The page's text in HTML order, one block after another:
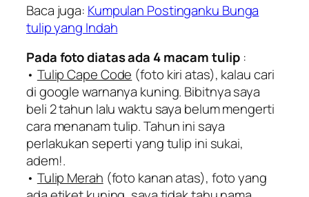
Baca juga: Kumpulan Postinganku Bunga
tulip yang Indah
Pada foto diatas ada 4 macam tulip:
• Tulip Cape Code (foto kiri atas), kalau cari
di google warnanya kuning. Bibitnya saya
beli 2 tahun lalu waktu saya belum mengerti
cara menanam tulip. Tahun ini saya
perlakukan seperti yang tulip ini sukai,
adem!.
• Tulip Merah (foto kanan atas), foto yang